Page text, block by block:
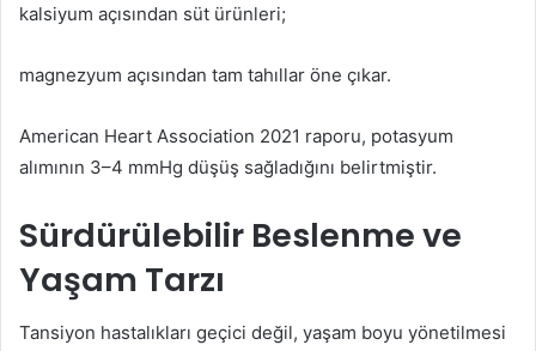
kalsiyum açısından süt ürünleri;
magnezyum açısından tam tahıllar öne çıkar.
American Heart Association 2021 raporu, potasyum
alımının 3–4 mmHg düşüş sağladığını belirtmiştir.
Sürdürülebilir Beslenme ve
Yaşam Tarzı
Tansiyon hastalıkları geçici değil, yaşam boyu yönetilmesi